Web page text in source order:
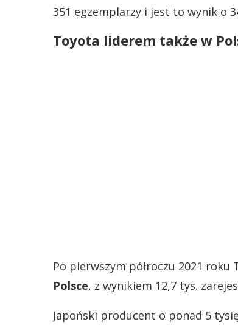
351 egzemplarzy i jest to wynik o
Toyota liderem także w
Po pierwszym półroczu 2021 roku
Polsce, z wynikiem 12,7 tys.
Japoński producent o ponad 5